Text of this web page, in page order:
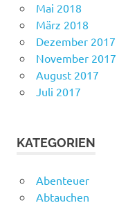
Mai 2018
März 2018
Dezember 2017
November 2017
August 2017
Juli 2017
KATEGORIEN
Abenteuer
Abtauchen